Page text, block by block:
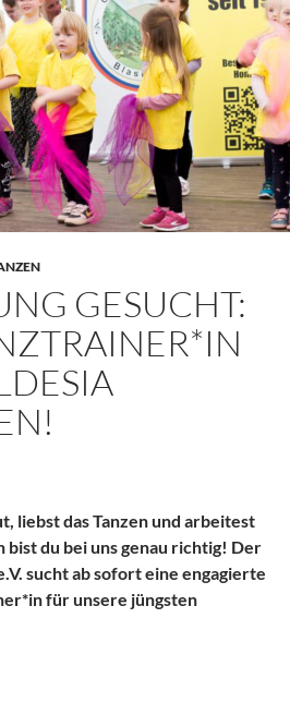
GESUCHT:
liebst das Tanzen und arbeitest
bist du bei uns genau richtig! Der
sucht ab sofort eine engagierte
für unsere jüngsten
Tanztrainer*in beim SV Hildesia